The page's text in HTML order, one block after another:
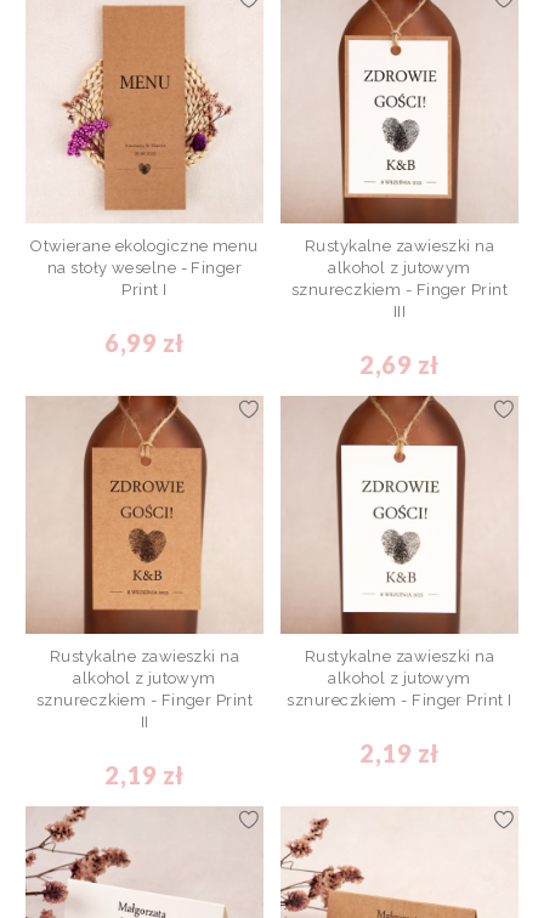
Otwierane ekologiczne menu
na stoły weselne - Finger
Print I
6,99 zł
Rustykalne zawieszki na
alkohol z jutowym
sznureczkiem - Finger Print
III
2,69 zł
Rustykalne zawieszki na
alkohol z jutowym
sznureczkiem - Finger Print
II
2,19 zł
Rustykalne zawieszki na
alkohol z jutowym
sznureczkiem - Finger Print I
2,19 zł